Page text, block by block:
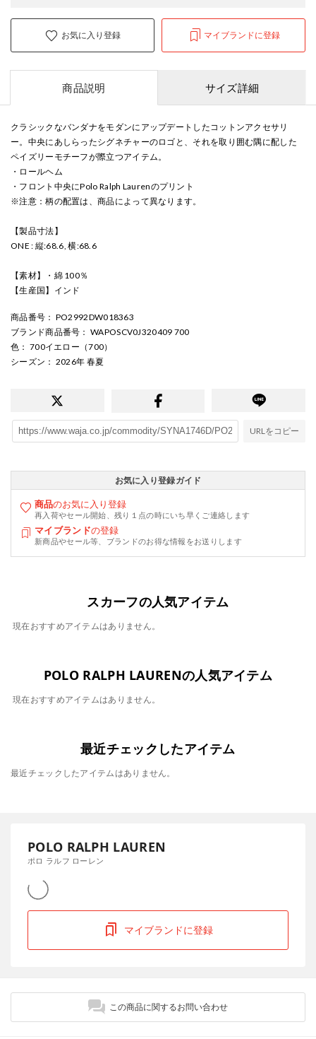
お気に入り登録 マイブランドに登録
商品説明 サイズ詳細
クラシックなバンダナをモダンにアップデートしたコットンアクセサリ
ー。中央にあしらったシグネチャーのロゴと、それを取り囲む隅に配した
ペイズリーモチーフが際立つアイテム。
・ロールヘム
・フロント中央にPolo Ralph Laurenのプリント
※注意：柄の配置は、商品によって異なります。
【製品寸法】
ONE : 縦:68.6, 横:68.6
【素材】・綿 100％
【生産国】インド
商品番号 ： PO2992DW018363
ブランド商品番号 ： WAPOSCV0J320409 700
色 ： 700イエロー（700）
シーズン ： 2026年 春夏
URLをコピー
お気に入り登録ガイド
商品のお気に入り登録
再入荷やセール開始、残り１点の時にいち早くご連絡します
マイブランドの登録
新商品やセール等、ブランドのお得な情報をお送りします
スカーフの人気アイテム
現在おすすめアイテムはありません。
POLO RALPH LAURENの人気アイテム
現在おすすめアイテムはありません。
最近チェックしたアイテム
最近チェックしたアイテムはありません。
POLO RALPH LAUREN
ポロ ラルフ ローレン
マイブランドに登録
この商品に関するお問い合わせ